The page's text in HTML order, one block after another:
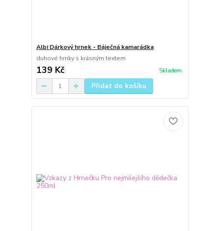
Albi Dárkový hrnek - Báječná kamarádka
duhové hrnky s krásným textem
139 Kč Skladem
Přidat do košíku